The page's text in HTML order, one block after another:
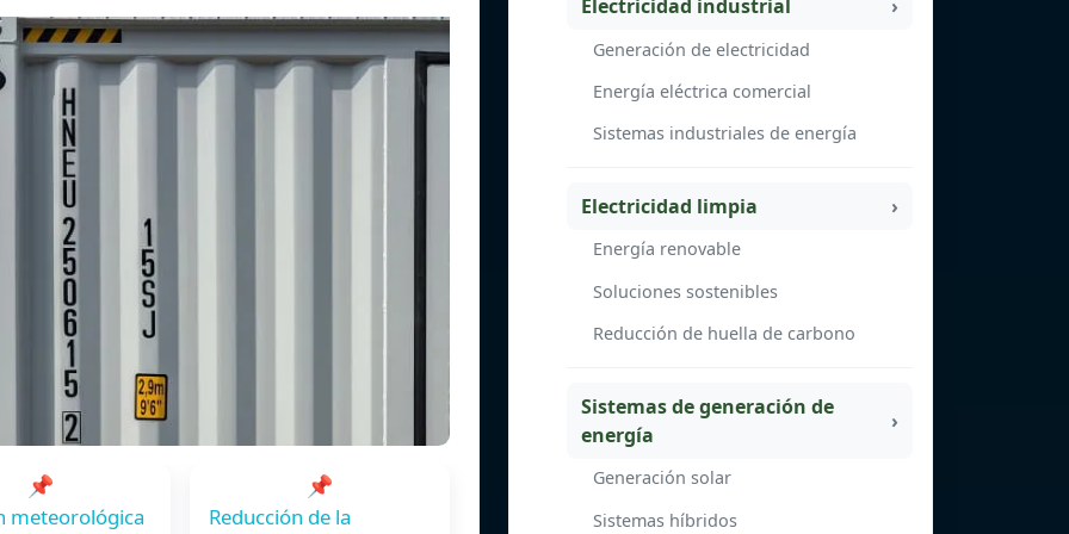
📌
meteorológica
📌
Reducción de la
Electricidad industrial
Generación de electricidad
Energía eléctrica comercial
Sistemas industriales de energía
Electricidad limpia
Energía renovable
Soluciones sostenibles
Reducción de huella de carbono
Sistemas de generación de
energía
Generación solar
Sistemas híbridos